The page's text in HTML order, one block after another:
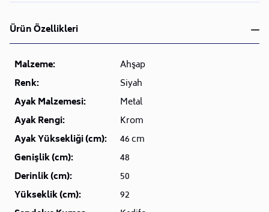
Ürün Özellikleri
Malzeme:
Ahşap
Renk:
Siyah
Ayak Malzemesi:
Metal
Ayak Rengi:
Krom
Ayak Yüksekliği (cm):
46 cm
Genişlik (cm):
48
Derinlik (cm):
50
Yükseklik (cm):
92